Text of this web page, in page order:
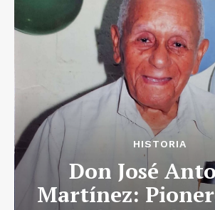
HISTORIA
Don José
Martínez: